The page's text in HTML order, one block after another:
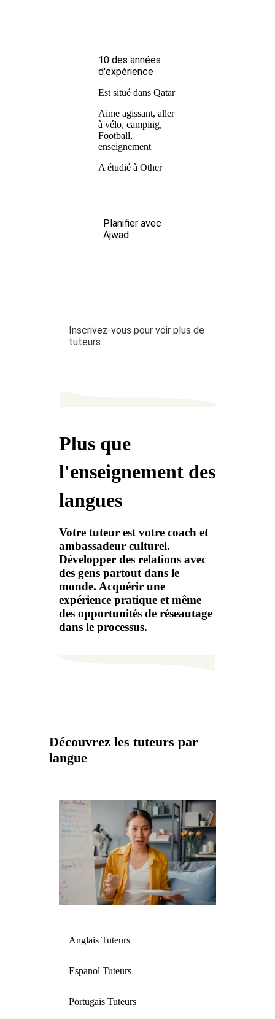
10 des années
d'expérience
Est situé dans Qatar
Aime agissant, aller
à vélo, camping,
Football,
enseignement
A étudié à Other
Planifier avec
Ajwad
Inscrivez-vous pour voir plus de
tuteurs
Plus que
l'enseignement des
langues
Votre tuteur est votre coach et
ambassadeur culturel.
Développer des relations avec
des gens partout dans le
monde. Acquérir une
expérience pratique et même
des opportunités de réseautage
dans le processus.
Découvrez les tuteurs par
langue
Anglais Tuteurs
Espanol Tuteurs
Portugais Tuteurs